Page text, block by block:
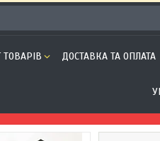
ТОВАРІВ ДОСТАВКА ТА ОПЛАТА